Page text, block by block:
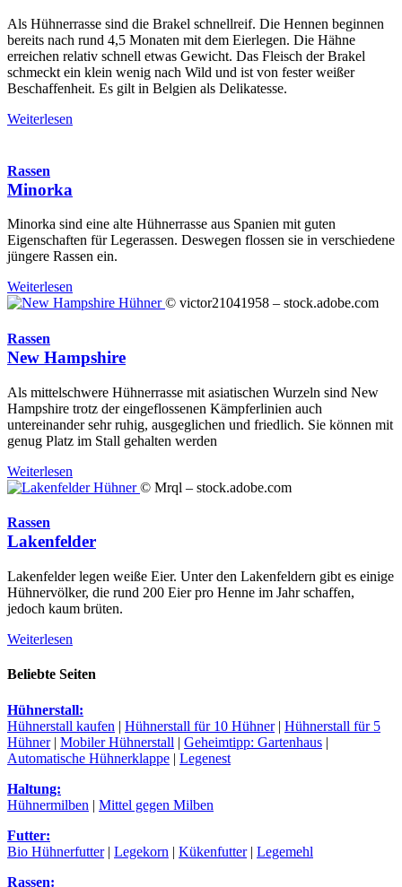
Als Hühnerrasse sind die Brakel schnellreif. Die Hennen beginnen
bereits nach rund 4,5 Monaten mit dem Eierlegen. Die Hähne
erreichen relativ schnell etwas Gewicht. Das Fleisch der Brakel
schmeckt ein klein wenig nach Wild und ist von fester weißer
Beschaffenheit. Es gilt in Belgien als Delikatesse.
Weiterlesen
Rassen
Minorka
Minorka sind eine alte Hühnerrasse aus Spanien mit guten
Eigenschaften für Legerassen. Deswegen flossen sie in verschiedene
jüngere Rassen ein.
Weiterlesen
© victor21041958 – stock.adobe.com
Rassen
New Hampshire
Als mittelschwere Hühnerrasse mit asiatischen Wurzeln sind New
Hampshire trotz der eingeflossenen Kämpferlinien auch
untereinander sehr ruhig, ausgeglichen und friedlich. Sie können mit
genug Platz im Stall gehalten werden
Weiterlesen
© Mrql – stock.adobe.com
Rassen
Lakenfelder
Lakenfelder legen weiße Eier. Unter den Lakenfeldern gibt es einige
Hühnervölker, die rund 200 Eier pro Henne im Jahr schaffen,
jedoch kaum brüten.
Weiterlesen
Beliebte Seiten
Hühnerstall:
Hühnerstall kaufen | Hühnerstall für 10 Hühner| Hühnerstall für 5
Hühner| Mobiler Hühnerstall | Geheimtipp: Gartenhaus |
Automatische Hühnerklappe | Legenest
Haltung:
Hühnermilben | Mittel gegen Milben
Futter:
Bio Hühnerfutter| Legekorn | Kükenfutter| Legemehl
Rassen: